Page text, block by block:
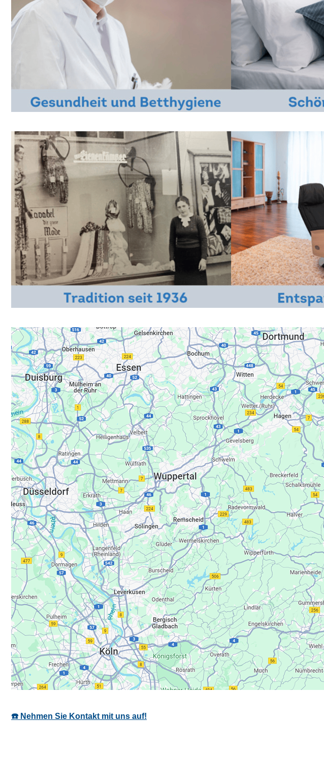
☎️ Nehmen Sie Kontakt mit uns auf!